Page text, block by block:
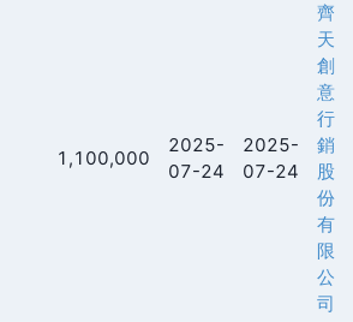
1,100,000
2025-
07-24
2025-
07-24
齊
天
創
意
行
銷
股
份
有
限
公
司